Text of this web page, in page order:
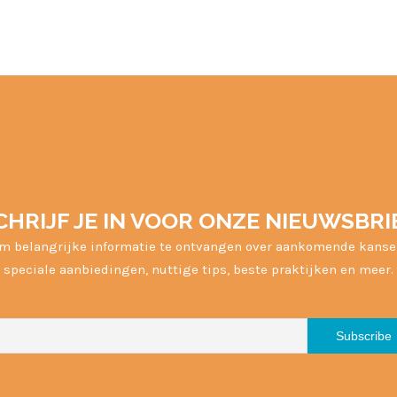
JE IN VOOR ONZE
belangrijke informatie te ontvangen over aankomende
speciale aanbiedingen, nuttige tips, beste praktijken en meer.